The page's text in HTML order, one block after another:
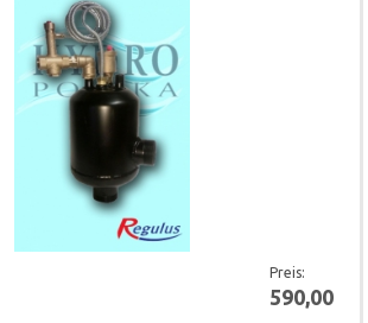
Preis:
590,00